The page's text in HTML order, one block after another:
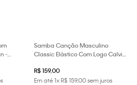
-
Samba Canção Masculino
Classic Elástico Com Logo Calvin
R$ 159,00
Em até1xR$159,00sem juros